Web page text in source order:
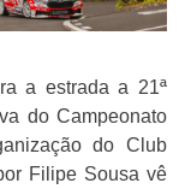
a estrada a 21ª
do Campeonato
do Club
Filipe Sousa vê